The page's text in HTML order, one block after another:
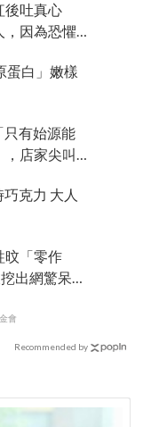
後吐真心
，因為恐懼
蛋白」嫩樣
只有始源能
店家尖叫
克力 大人
旼「零作
出網驚呆：
會
Recommended by